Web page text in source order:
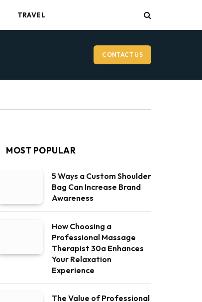
TRAVEL
CONTACT US
MOST POPULAR
5 Ways a Custom Shoulder
Bag Can Increase Brand
Awareness
How Choosing a
Professional Massage
Therapist 30a Enhances
Your Relaxation
Experience
The Value of Professional